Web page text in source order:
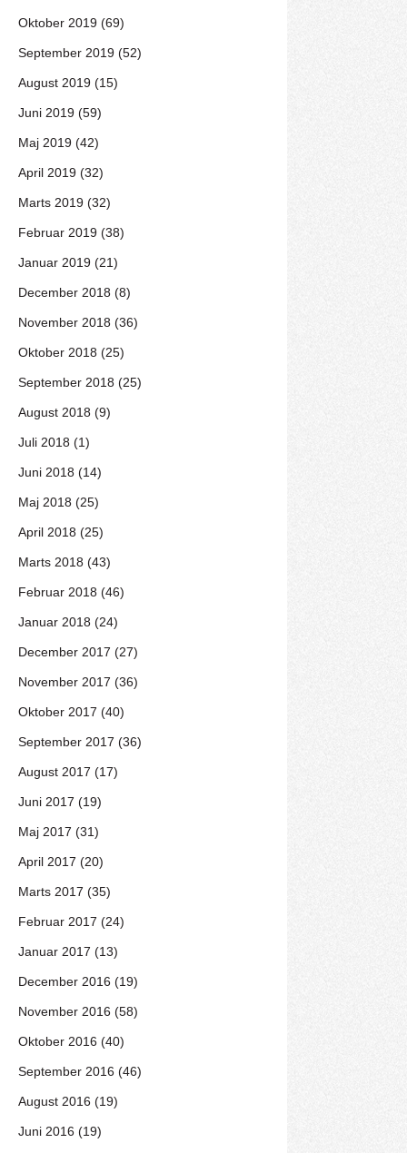
Oktober 2019 (69)
September 2019 (52)
August 2019 (15)
Juni 2019 (59)
Maj 2019 (42)
April 2019 (32)
Marts 2019 (32)
Februar 2019 (38)
Januar 2019 (21)
December 2018 (8)
November 2018 (36)
Oktober 2018 (25)
September 2018 (25)
August 2018 (9)
Juli 2018 (1)
Juni 2018 (14)
Maj 2018 (25)
April 2018 (25)
Marts 2018 (43)
Februar 2018 (46)
Januar 2018 (24)
December 2017 (27)
November 2017 (36)
Oktober 2017 (40)
September 2017 (36)
August 2017 (17)
Juni 2017 (19)
Maj 2017 (31)
April 2017 (20)
Marts 2017 (35)
Februar 2017 (24)
Januar 2017 (13)
December 2016 (19)
November 2016 (58)
Oktober 2016 (40)
September 2016 (46)
August 2016 (19)
Juni 2016 (19)